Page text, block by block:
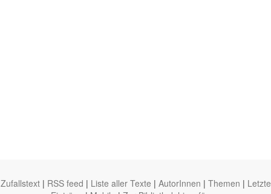
Zufallstext | RSS feed | Liste aller Texte | AutorInnen | Themen | Letzte